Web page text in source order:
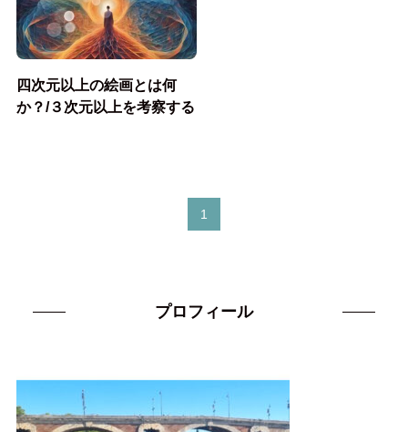
四次元以上の絵画とは何
か？/３次元以上を考察する
1
プロフィール